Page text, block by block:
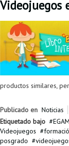
Videojuegos
productos similares,
Publicado en Noticias
Etiquetado bajo
Videojuegos
posgrado